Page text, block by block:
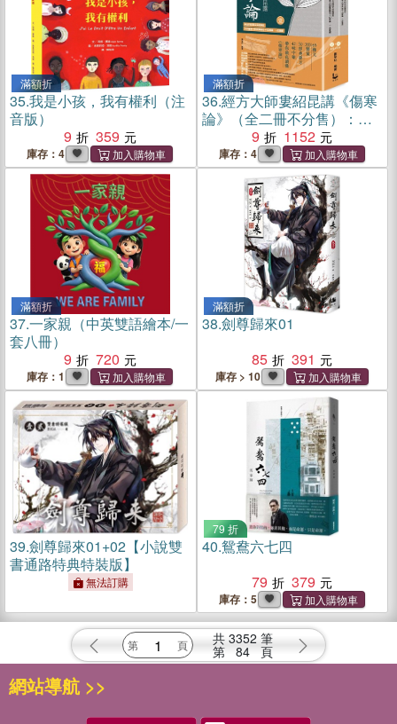
滿額折
35.我是小孩，我有權利（注
音版）
9
359
庫存：4
滿額折
36.經方大師婁紹昆講《傷寒
論》（全二冊不分售）：康
治本65條文深度解析，200
醫案+50經典藥方+42味藥一
次掌握
9 1152
庫存：4
滿額折
37.一家親（中英雙語繪本/一
套八冊）
9
720
庫存：1
滿額折
38.劍尊歸來01
85
391
庫存 > 10
39.劍尊歸來01+02【小說雙
書通路特典特裝版】
無法訂購
79 折
40.鴛鴦六七四
79
379
庫存：5
共 3352 筆
第 84 頁
網站導航 >>